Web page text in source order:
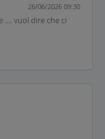
26/06/2026 09:30
vuol dire che ci